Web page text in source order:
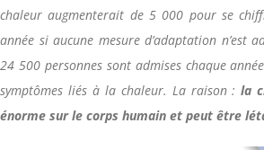
chaleur augmenterait de 5 000 pour se
année si aucune mesure d’adaptation n’est
24 500 personnes sont admises chaque
symptômes liés à la chaleur. La raison :la
énorme sur le corps humain et peut être